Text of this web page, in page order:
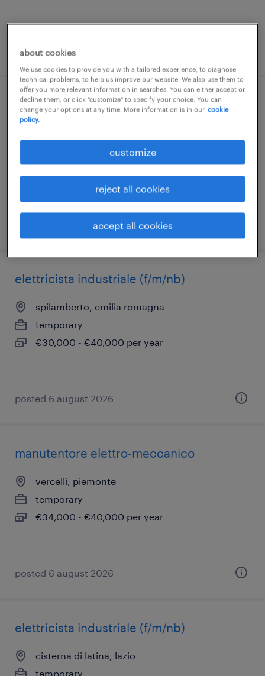
posted 7 august 2026
manutentore elettromeccanico
€22,000 - €25,000 per year
posted 7 august 2026
elettricista industriale (f/m/nb)
spilamberto, emilia romagna
temporary
€30,000 - €40,000 per year
posted 6 august 2026
manutentore elettro-meccanico
vercelli, piemonte
temporary
€34,000 - €40,000 per year
posted 6 august 2026
elettricista industriale (f/m/nb)
cisterna di latina, lazio
temporary
about cookies
We use cookies to provide you with a tailored experience, to diagnose
technical problems, to help us improve our website. We also use them to
offer you more relevant information in searches. You can either accept or
decline them, or click "customize" to specify your choice. You can
change your options at any time. More information is in our cookie
policy.
customize
reject all cookies
accept all cookies